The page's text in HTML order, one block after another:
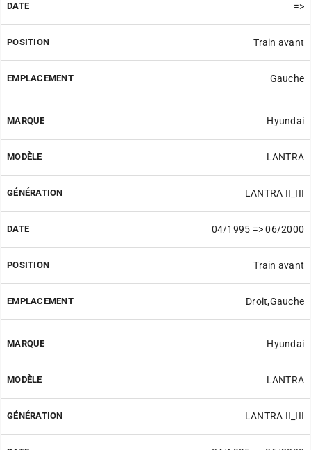
=>
Train avant
Gauche
Hyundai
LANTRA
LANTRA II_III
04/1995 => 06/2000
Train avant
Droit,Gauche
Hyundai
LANTRA
LANTRA II_III